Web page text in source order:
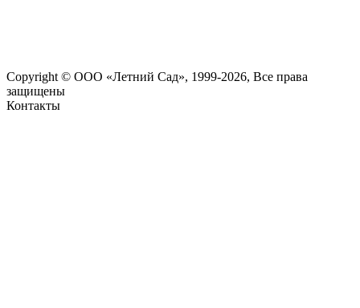
Copyright © ООО «Летний Сад», 1999-2026, Все права
защищены
Контакты